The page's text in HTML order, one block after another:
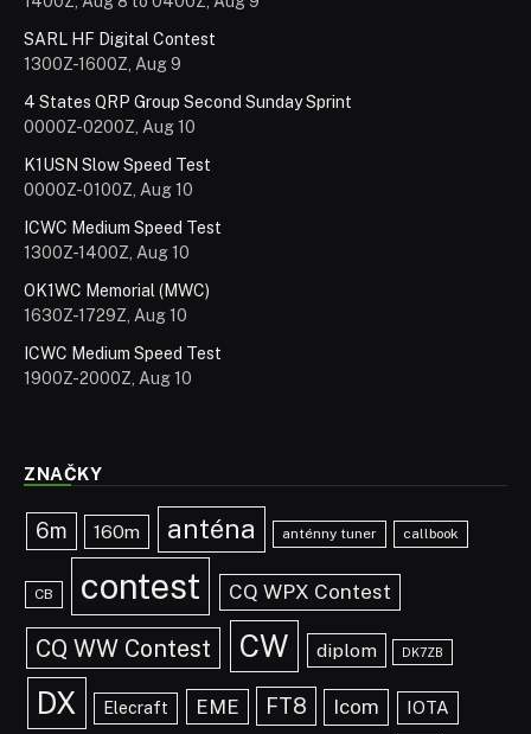
SARL HF Digital Contest
1300Z-1600Z, Aug 9
4 States QRP Group Second Sunday Sprint
0000Z-0200Z, Aug 10
K1USN Slow Speed Test
0000Z-0100Z, Aug 10
ICWC Medium Speed Test
1300Z-1400Z, Aug 10
OK1WC Memorial (MWC)
1630Z-1729Z, Aug 10
ICWC Medium Speed Test
1900Z-2000Z, Aug 10
ZNAČKY
6m 160m anténa anténny tuner callbook
CB contest CQ WPX Contest
CQ WW Contest CW diplom DK7ZB
DX Elecraft EME FT8 Icom IOTA